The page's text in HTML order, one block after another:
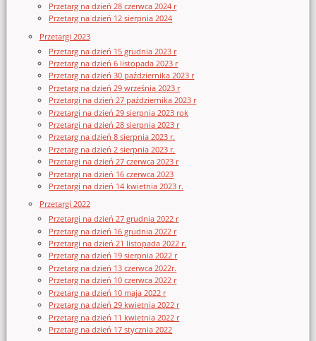
Przetarg na dzień 28 czerwca 2024 r
Przetarg na dzień 12 sierpnia 2024
Przetargi 2023
Przetarg na dzień 15 grudnia 2023 r
Przetarg na dzień 6 listopada 2023 r
Przetarg na dzień 30 października 2023 r
Przetarg na dzień 29 września 2023 r
Przetargi na dzień 27 października 2023 r
Przetargi na dzień 29 sierpnia 2023 rok
Przetargi na dzień 28 sierpnia 2023 r
Przetarg na dzień 8 sierpnia 2023 r.
Przetarg na dzień 2 sierpnia 2023 r.
Przetargi na dzień 27 czerwca 2023 r
Przetargi na dzień 16 czerwca 2023
Przetargi na dzień 14 kwietnia 2023 r.
Przetargi 2022
Przetargi na dzień 27 grudnia 2022 r
Przetarg na dzień 16 grudnia 2022 r
Przetargi na dzień 21 listopada 2022 r.
Przetarg na dzień 19 sierpnia 2022 r
Przetarg na dzień 13 czerwca 2022r.
Przetarg na dzień 10 czerwca 2022 r
Przetarg na dzień 10 maja 2022 r
Przetarg na dzień 29 kwietnia 2022 r
Przetarg na dzień 11 kwietnia 2022 r
Przetarg na dzień 17 stycznia 2022